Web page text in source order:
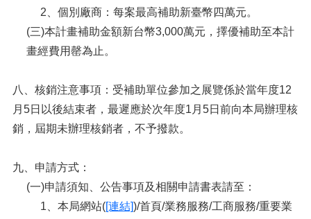
2、個別廠商：每案最高補助新臺幣四萬元。
(三)本計畫補助金額新台幣3,000萬元，擇優補助至本計
畫經費用罄為止。
八、核銷注意事項：受補助單位參加之展覽係於當年度12
月5日以後結束者，最遲應於次年度1月5日前向本局辦理核
銷，屆期未辦理核銷者，不予撥款。
九、申請方式：
(一)申請須知、公告事項及相關申請書表請至：
1、本局網站([連結])/首頁/業務服務/工商服務/重要業